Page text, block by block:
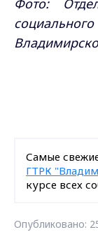
Фото:
Самые
ГТРК
курсе всех
Опубликовано: